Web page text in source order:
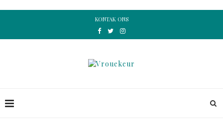
KONTAK ONS